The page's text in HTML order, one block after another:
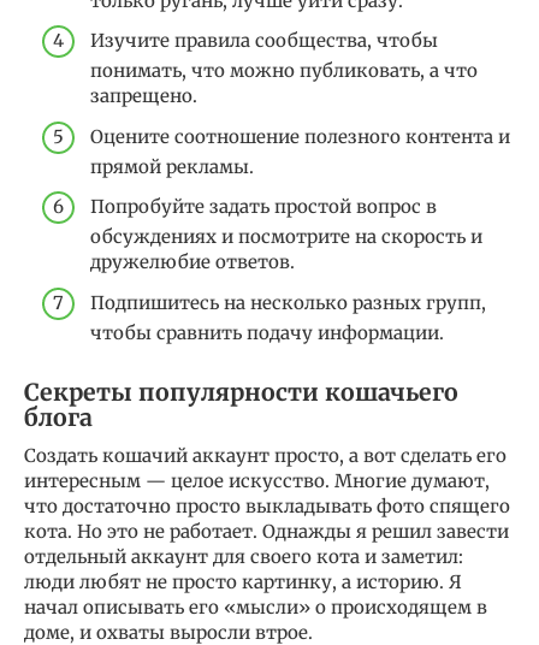
Изучите правила сообщества, чтобы
понимать, что можно публиковать, а что
запрещено.
Оцените соотношение полезного контента и
прямой рекламы.
Попробуйте задать простой вопрос в
обсуждениях и посмотрите на скорость и
дружелюбие ответов.
Подпишитесь на несколько разных групп,
чтобы сравнить подачу информации.
Секреты популярности кошачьего
блога
Создать кошачий аккаунт просто, а вот сделать его
интересным — целое искусство. Многие думают,
что достаточно просто выкладывать фото спящего
кота. Но это не работает. Однажды я решил завести
отдельный аккаунт для своего кота и заметил:
люди любят не просто картинку, а историю. Я
начал описывать его «мысли» о происходящем в
доме, и охваты выросли втрое.